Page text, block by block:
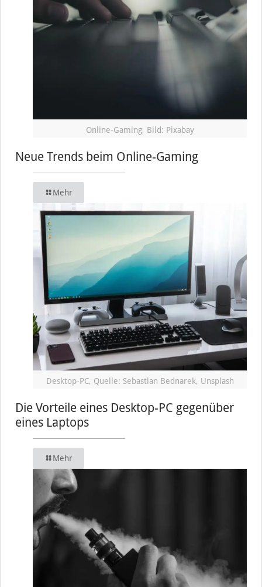
Online-Gaming, Bild: Pixabay
Neue Trends beim Online-Gaming
Mehr
Desktop-PC, Quelle: Sebastian Bednarek, Unsplash
Die Vorteile eines Desktop-PC gegenüber
eines Laptops
Mehr